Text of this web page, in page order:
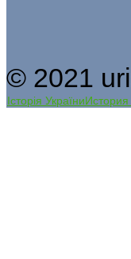
© 2021
Історія України